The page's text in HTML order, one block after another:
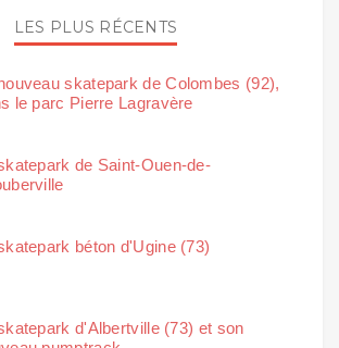
LES PLUS RÉCENTS
skatepark de Colombes (92),
le parc Pierre Lagravère
de Saint-Ouen-de-
béton d'Ugine (73)
d'Albertville (73) et son